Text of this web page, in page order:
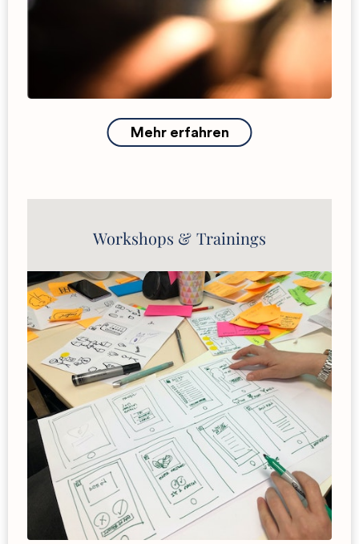
Mehr erfahren
Workshops & Trainings